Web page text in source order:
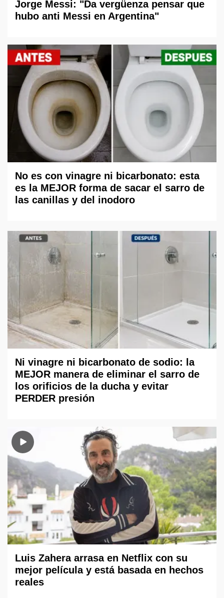
Jorge Messi: "Da vergüenza pensar que
hubo anti Messi en Argentina"
No es con vinagre ni bicarbonato: esta
es la MEJOR forma de sacar el sarro de
las canillas y del inodoro
Ni vinagre ni bicarbonato de sodio: la
MEJOR manera de eliminar el sarro de
los orificios de la ducha y evitar
PERDER presión
Luis Zahera arrasa en Netflix con su
mejor película y está basada en hechos
reales